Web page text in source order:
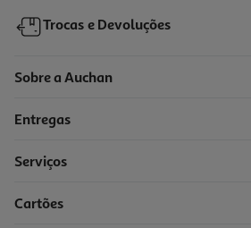
-10%
Trocas e Devoluções
Sobre a Auchan
Entregas
Serviços
Cartões